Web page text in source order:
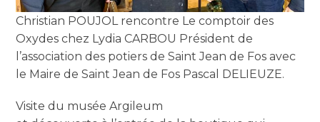
Christian POUJOL rencontre Le comptoir des
Oxydes chez Lydia CARBOU Président de
l’association des potiers de Saint Jean de Fos avec
le Maire de Saint Jean de Fos Pascal DELIEUZE.
Visite du musée Argileum